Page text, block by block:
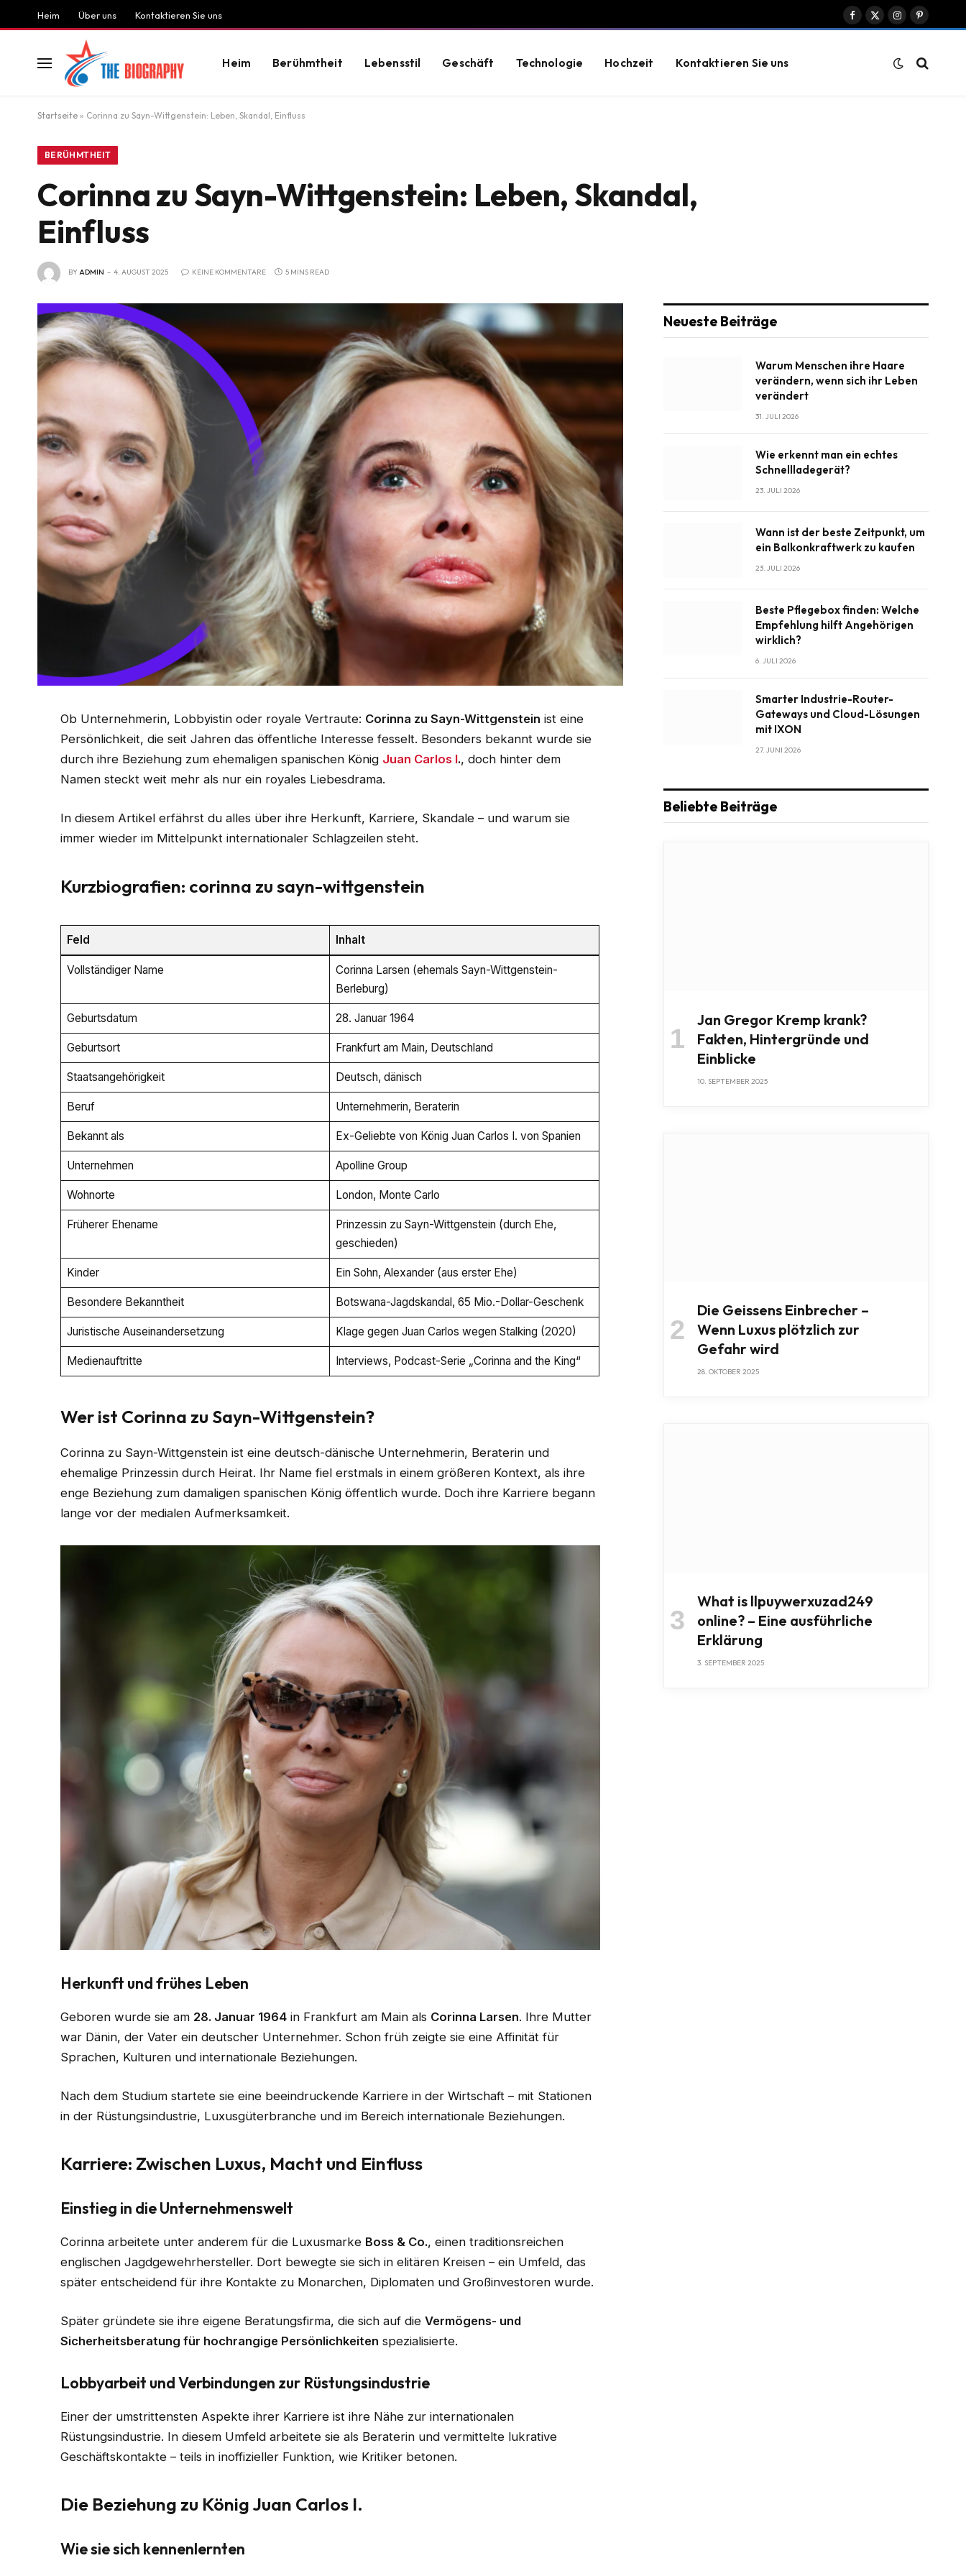
Heim Über uns Kontaktieren Sie uns
Facebook
X
InstagramPinterest
Heim Berühmtheit Lebensstil Geschäft Technologie Hochzeit Kontaktieren Sie uns
Startseite » Corinna zu Sayn-Wittgenstein: Leben, Skandal, Einfluss
BERÜHMTHEIT
Corinna zu Sayn-Wittgenstein: Leben, Skandal,
Einfluss
BYADMIN 4. AUGUST 2025 KEINE KOMMENTARE 5 MINS READ
Ob Unternehmerin, Lobbyistin oder royale Vertraute: Corinna zu Sayn-Wittgenstein ist eine
Persönlichkeit, die seit Jahren das öffentliche Interesse fesselt. Besonders bekannt wurde sie
durch ihre Beziehung zum ehemaligen spanischen König Juan Carlos I., doch hinter dem
Namen steckt weit mehr als nur ein royales Liebesdrama.
In diesem Artikel erfährst du alles über ihre Herkunft, Karriere, Skandale – und warum sie
immer wieder im Mittelpunkt internationaler Schlagzeilen steht.
Kurzbiografien: corinna zu sayn-wittgenstein
Feld Inhalt
Vollständiger Name
Corinna Larsen (ehemals Sayn-Wittgenstein-
Berleburg)
Geburtsdatum 28. Januar 1964
Geburtsort Frankfurt am Main, Deutschland
Staatsangehörigkeit Deutsch, dänisch
Beruf Unternehmerin, Beraterin
Bekannt als Ex-Geliebte von König Juan Carlos I. von Spanien
Unternehmen Apolline Group
Wohnorte London, Monte Carlo
Früherer Ehename
Prinzessin zu Sayn-Wittgenstein (durch Ehe,
geschieden)
Kinder Ein Sohn, Alexander (aus erster Ehe)
Besondere Bekanntheit Botswana-Jagdskandal, 65 Mio.-Dollar-Geschenk
Juristische Auseinandersetzung Klage gegen Juan Carlos wegen Stalking (2020)
Medienauftritte Interviews, Podcast-Serie „Corinna and the King“
Wer ist Corinna zu Sayn-Wittgenstein?
Corinna zu Sayn-Wittgenstein ist eine deutsch-dänische Unternehmerin, Beraterin und
ehemalige Prinzessin durch Heirat. Ihr Name fiel erstmals in einem größeren Kontext, als ihre
enge Beziehung zum damaligen spanischen König öffentlich wurde. Doch ihre Karriere begann
lange vor der medialen Aufmerksamkeit.
Herkunft und frühes Leben
Geboren wurde sie am 28. Januar 1964 in Frankfurt am Main als Corinna Larsen. Ihre Mutter
war Dänin, der Vater ein deutscher Unternehmer. Schon früh zeigte sie eine Affinität für
Sprachen, Kulturen und internationale Beziehungen.
Nach dem Studium startete sie eine beeindruckende Karriere in der Wirtschaft – mit Stationen
in der Rüstungsindustrie, Luxusgüterbranche und im Bereich internationale Beziehungen.
Karriere: Zwischen Luxus, Macht und Einfluss
Einstieg in die Unternehmenswelt
Corinna arbeitete unter anderem für die Luxusmarke Boss & Co., einen traditionsreichen
englischen Jagdgewehrhersteller. Dort bewegte sie sich in elitären Kreisen – ein Umfeld, das
später entscheidend für ihre Kontakte zu Monarchen, Diplomaten und Großinvestoren wurde.
Später gründete sie ihre eigene Beratungsfirma, die sich auf dieVermögens- und
Sicherheitsberatung für hochrangige Persönlichkeiten spezialisierte.
Lobbyarbeit und Verbindungen zur Rüstungsindustrie
Einer der umstrittensten Aspekte ihrer Karriere ist ihre Nähe zur internationalen
Rüstungsindustrie. In diesem Umfeld arbeitete sie als Beraterin und vermittelte lukrative
Geschäftskontakte – teils in inoffizieller Funktion, wie Kritiker betonen.
Die Beziehung zu König Juan Carlos I.
Wie sie sich kennenlernten
Neueste Beiträge
Warum Menschen ihre Haare
verändern, wenn sich ihr Leben
verändert
31. JULI 2026
Wie erkennt man ein echtes
Schnellladegerät?
23. JULI 2026
Wann ist der beste Zeitpunkt, um
ein Balkonkraftwerk zu kaufen
23. JULI 2026
Beste Pflegebox finden: Welche
Empfehlung hilft Angehörigen
wirklich?
6. JULI 2026
Smarter Industrie-Router-
Gateways und Cloud-Lösungen
mit IXON
27. JUNI 2026
Beliebte Beiträge
Jan Gregor Kremp krank?
Fakten, Hintergründe und
Einblicke
10. SEPTEMBER 2025
Die Geissens Einbrecher –
Wenn Luxus plötzlich zur
Gefahr wird
28. OKTOBER 2025
What is llpuywerxuzad249
online? – Eine ausführliche
Erklärung
3. SEPTEMBER 2025